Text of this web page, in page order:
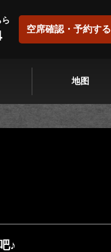
空席確認・予約する
地图
♪